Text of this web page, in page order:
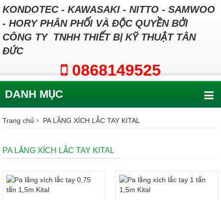
KONDOTEC - KAWASAKI - NITTO - SAMWOO
- HORY PHÂN PHỐI VÀ ĐỘC QUYỀN BỞI
CÔNG TY TNHH THIẾT BỊ KỸ THUẬT TÂN
ĐỨC
0868149525
DANH MỤC
Trang chủ PA LĂNG XÍCH LẮC TAY KITAL
PA LĂNG XÍCH LẮC TAY KITAL